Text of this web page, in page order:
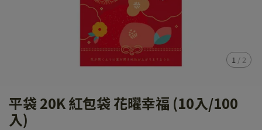
1 / 2
平袋 20K 紅包袋 花曜幸福 (10入/100
入)